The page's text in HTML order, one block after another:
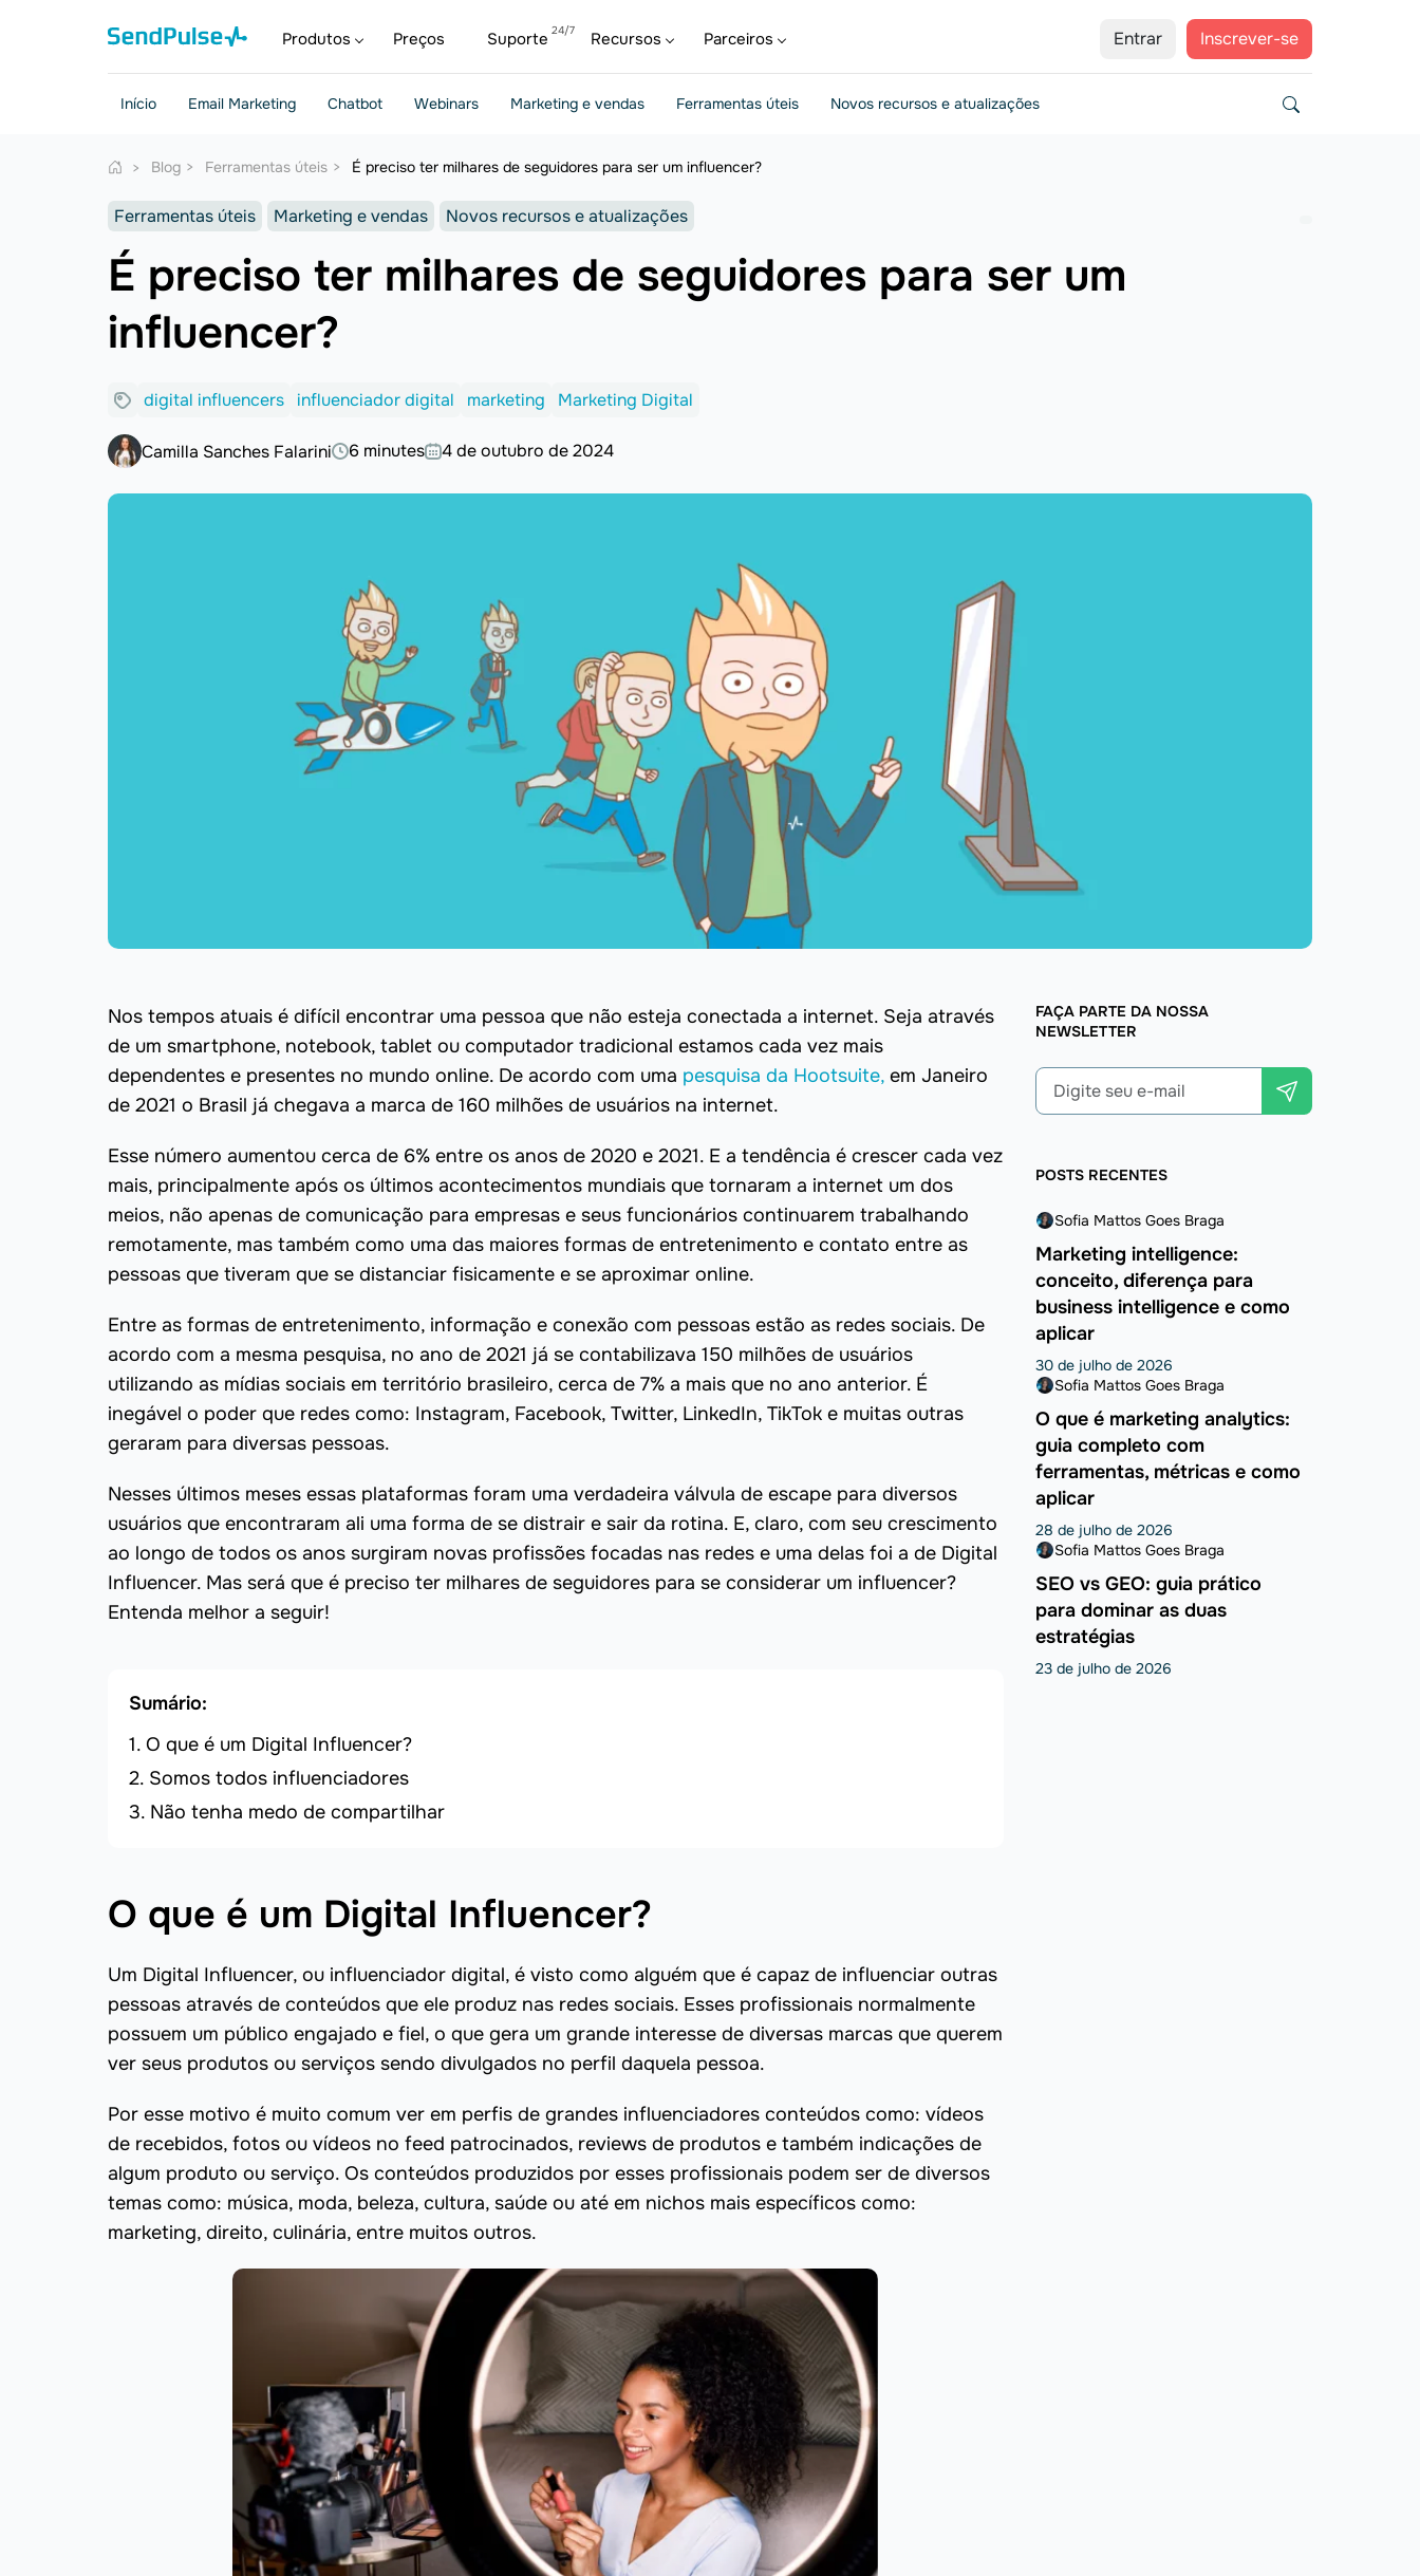
Entrar Inscrever-se
Produtos Preços Suporte Recursos Parceiros
Início Email Marketing Chatbot Webinars Marketing e vendas Ferramentas úteis Novos recursos e atualizações
Blog Ferramentas úteis É preciso ter milhares de seguidores para ser um influencer?
Ferramentas úteis Marketing e vendas Novos recursos e atualizações
É preciso ter milhares de seguidores para ser um
influencer?
digital influencers influenciador digital marketing Marketing Digital
Camilla Sanches Falarini 6 minutes 4 de outubro de 2024
Nos tempos atuais é difícil encontrar uma pessoa que não esteja conectada a internet. Seja através
de um smartphone, notebook, tablet ou computador tradicional estamos cada vez mais
dependentes e presentes no mundo online. De acordo com uma pesquisa da Hootsuite, em Janeiro
de 2021 o Brasil já chegava a marca de 160 milhões de usuários na internet.
Esse número aumentou cerca de 6% entre os anos de 2020 e 2021. E a tendência é crescer cada vez
mais, principalmente após os últimos acontecimentos mundiais que tornaram a internet um dos
meios, não apenas de comunicação para empresas e seus funcionários continuarem trabalhando
remotamente, mas também como uma das maiores formas de entretenimento e contato entre as
pessoas que tiveram que se distanciar fisicamente e se aproximar online.
Entre as formas de entretenimento, informação e conexão com pessoas estão as redes sociais. De
acordo com a mesma pesquisa, no ano de 2021 já se contabilizava 150 milhões de usuários
utilizando as mídias sociais em território brasileiro, cerca de 7% a mais que no ano anterior. É
inegável o poder que redes como: Instagram, Facebook, Twitter, LinkedIn, TikTok e muitas outras
geraram para diversas pessoas.
Nesses últimos meses essas plataformas foram uma verdadeira válvula de escape para diversos
usuários que encontraram ali uma forma de se distrair e sair da rotina. E, claro, com seu crescimento
ao longo de todos os anos surgiram novas profissões focadas nas redes e uma delas foi a de Digital
Influencer. Mas será que é preciso ter milhares de seguidores para se considerar um influencer?
Entenda melhor a seguir!
Sumário:
O que é um Digital Influencer?
Somos todos influenciadores
Não tenha medo de compartilhar
O que é um Digital Influencer?
Um Digital Influencer, ou influenciador digital, é visto como alguém que é capaz de influenciar outras
pessoas através de conteúdos que ele produz nas redes sociais. Esses profissionais normalmente
possuem um público engajado e fiel, o que gera um grande interesse de diversas marcas que querem
ver seus produtos ou serviços sendo divulgados no perfil daquela pessoa.
Por esse motivo é muito comum ver em perfis de grandes influenciadores conteúdos como: vídeos
de recebidos, fotos ou vídeos no feed patrocinados, reviews de produtos e também indicações de
algum produto ou serviço. Os conteúdos produzidos por esses profissionais podem ser de diversos
temas como: música, moda, beleza, cultura, saúde ou até em nichos mais específicos como:
marketing, direito, culinária, entre muitos outros.
FAÇA PARTE DA NOSSA
NEWSLETTER
POSTS RECENTES
Sofia Mattos Goes Braga
Marketing intelligence:
conceito, diferença para
business intelligence e como
aplicar
30 de julho de 2026
Sofia Mattos Goes Braga
O que é marketing analytics:
guia completo com
ferramentas, métricas e como
aplicar
28 de julho de 2026
Sofia Mattos Goes Braga
SEO vs GEO: guia prático
para dominar as duas
estratégias
23 de julho de 2026